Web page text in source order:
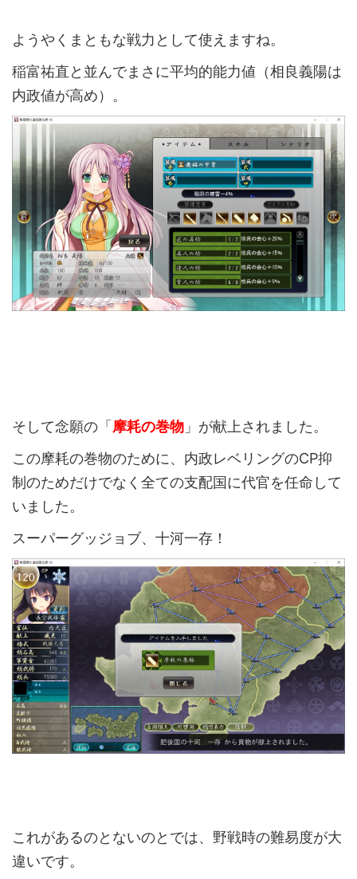
ようやくまともな戦力として使えますね。
稲富祐直と並んでまさに平均的能力値（相良義陽は
内政値が高め）。
そして念願の「摩耗の巻物 」が献上されました。
この摩耗の巻物のために、内政レベリングのCP抑
制のためだけでなく全ての支配国に代官を任命して
いました。
スーパーグッジョブ、十河一存！
これがあるのとないのとでは、野戦時の難易度が大
違いです。